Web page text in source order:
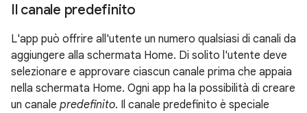
Il canale predefinito
L'app può offrire all'utente un numero qualsiasi di canali da
aggiungere alla schermata Home. Di solito l'utente deve
selezionare e approvare ciascun canale prima che appaia
nella schermata Home. Ogni app ha la possibilità di creare
un canale predefinito. Il canale predefinito è speciale